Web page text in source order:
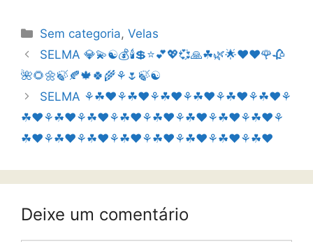
Sem categoria,Velas
SELMA 💎💫☯️💰🕯💲⭐💕💖💞🙏☘🌿🌟❤♥️🌹🥀
🌺🌻🌼🍃🍂🍁🍀🌾⚘🌷🍃☯️
SELMA ⚘☘❤⚘☘❤⚘☘❤⚘☘❤⚘☘❤⚘☘❤⚘
☘❤⚘☘❤⚘☘❤⚘☘❤⚘☘❤⚘☘❤⚘☘❤⚘☘❤⚘
☘❤⚘☘❤⚘☘❤⚘☘❤⚘☘❤⚘☘❤⚘☘❤⚘☘❤
Deixe um comentário